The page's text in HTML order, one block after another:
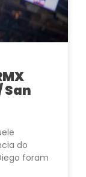
San
do
foram